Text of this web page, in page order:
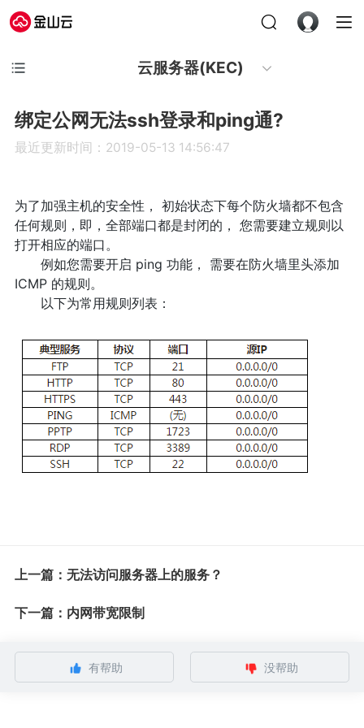
云服务器(KEC)
绑定公网无法ssh登录和ping通?
最近更新时间：2019-05-13 14:56:47
为了加强主机的安全性， 初始状态下每个防火墙都不包含
任何规则，即，全部端口都是封闭的， 您需要建立规则以
打开相应的端口。
例如您需要开启 ping 功能， 需要在防火墙里头添加
ICMP 的规则。
以下为常用规则列表：
上一篇：无法访问服务器上的服务？
下一篇：内网带宽限制
有帮助 没帮助